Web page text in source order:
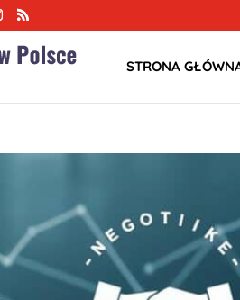
STRONA